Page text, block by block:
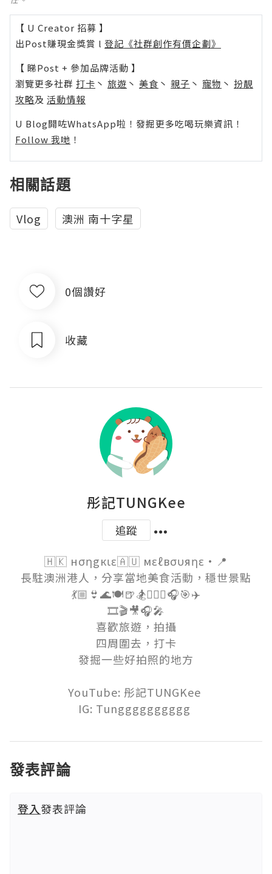
【 U Creator 招募 】
出Post賺現金獎賞 l 登記《社群創作有價企劃》
【 睇Post + 參加品牌活動 】
瀏覽更多社群 打卡 丶 旅遊 丶 美食 丶 親子 丶 寵物 丶 扮靚
攻略及 活動情報
U Blog開咗WhatsApp啦！發掘更多吃喝玩樂資訊！
Follow 我哋 ！
相關話題
Vlog 澳洲 南十字星
0個讚好
收藏
彤記TUNGKee
追蹤
🇭🇰 нσηgкιε🇦🇺 мεℓвσυяηε·📍
長駐澳洲港人，分享當地美食活動，穩世景點
💃🏼👙🌊🍽🍺🏂🏊🏼‍♀️🎧🎯✈️
🎞🎬🎥🎧🎤
喜歡旅遊，拍攝
四周圍去，打卡
發掘一些好拍照的地方
YouTube: 彤記TUNGKee
IG: Tungggggggggg
發表評論
登入發表評論